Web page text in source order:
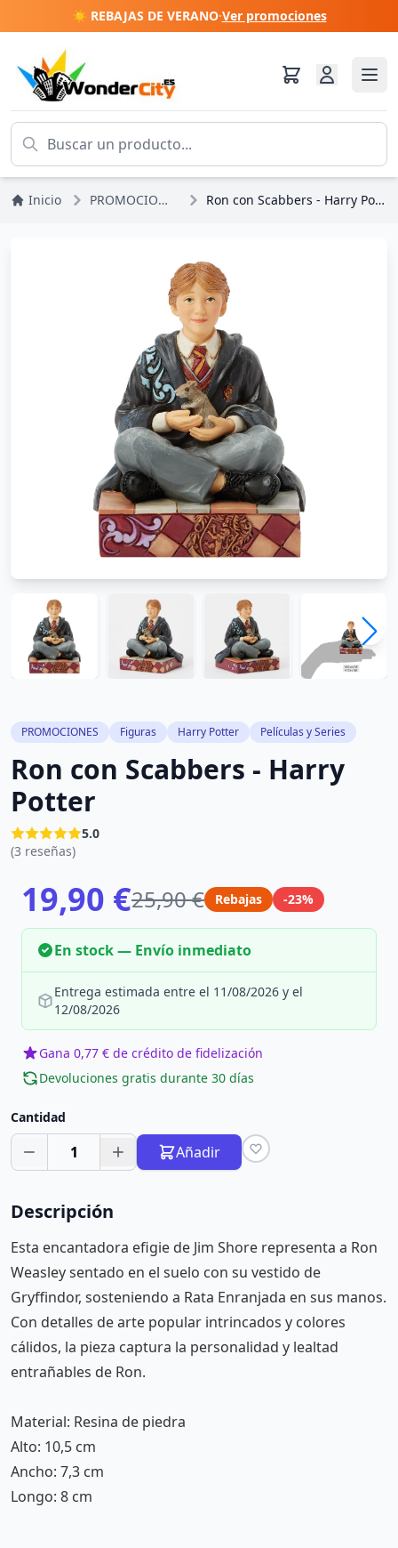
☀️ REBAJAS DE VERANO·Ver promociones
Inicio PROMOCIONES Ron con Scabbers - Harry Potter
PROMOCIONES Figuras Harry Potter Películas y Series
Ron con Scabbers - Harry
Potter
5.0
(3 reseñas)
19,90 €25,90 € Rebajas -23%
En stock — Envío inmediato
Entrega estimada entre el 11/08/2026 y el
12/08/2026
Gana 0,77 € de crédito de fidelización
Devoluciones gratis durante 30 días
Cantidad
1 Añadir
Descripción
Esta encantadora efigie de Jim Shore representa a Ron
Weasley sentado en el suelo con su vestido de
Gryffindor, sosteniendo a Rata Enranjada en sus manos.
Con detalles de arte popular intrincados y colores
cálidos, la pieza captura la personalidad y lealtad
entrañables de Ron.
Material: Resina de piedra
Alto: 10,5 cm
Ancho: 7,3 cm
Longo: 8 cm